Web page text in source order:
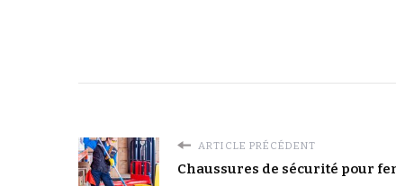
ARTICLE PRÉCÉDENT
Chaussures de sécurité pour